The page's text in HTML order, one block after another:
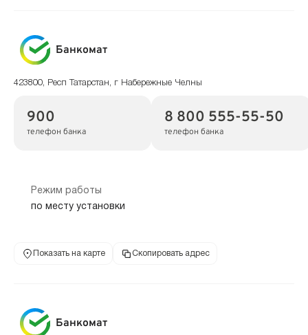
Банкомат
423800, Респ Татарстан, г Набережные Челны
900
телефон банка
8 800 555-55-50
телефон банка
Режим работы
по месту установки
Показать на карте Скопировать адрес
Банкомат